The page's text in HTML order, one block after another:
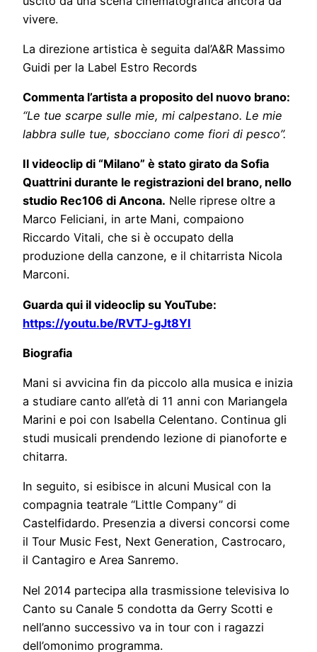
vivere.
La direzione artistica è seguita dal’A&R Massimo
Guidi per la Label Estro Records
Commenta l’artista a proposito del nuovo brano:
“Le tue scarpe sulle mie, mi calpestano. Le mie
labbra sulle tue, sbocciano come fiori di pesco”.
Il videoclip di “Milano” è stato girato da Sofia
Quattrini durante le registrazioni del brano, nello
studio Rec106 di Ancona. Nelle riprese oltre a
Marco Feliciani, in arte Mani, compaiono
Riccardo Vitali, che si è occupato della
produzione della canzone, e il chitarrista Nicola
Marconi.
Guarda qui il videoclip su YouTube:
https://youtu.be/RVTJ-gJt8YI
Biografia
Mani si avvicina fin da piccolo alla musica e inizia
a studiare canto all’età di 11 anni con Mariangela
Marini e poi con Isabella Celentano. Continua gli
studi musicali prendendo lezione di pianoforte e
chitarra.
In seguito, si esibisce in alcuni Musical con la
compagnia teatrale “Little Company” di
Castelfidardo. Presenzia a diversi concorsi come
il Tour Music Fest, Next Generation, Castrocaro,
il Cantagiro e Area Sanremo.
Nel 2014 partecipa alla trasmissione televisiva Io
Canto su Canale 5 condotta da Gerry Scotti e
nell’anno successivo va in tour con i ragazzi
dell’omonimo programma.